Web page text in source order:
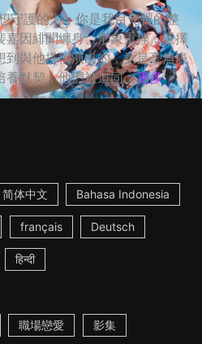
守護的人，你是我目光裡的整
嘉因緋聞纏身、形象重挫，選擇
到與他搭檔演出的，竟是毫無表
養默契，他們被迫同... 更多
简体中文 Bahasa Indonesia
français Deutsch
हिन्दी
職場戀愛 影集